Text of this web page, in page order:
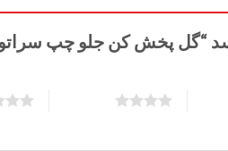
“گل پخش کن جلو چپ سراتو